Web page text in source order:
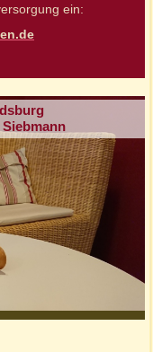
ein: